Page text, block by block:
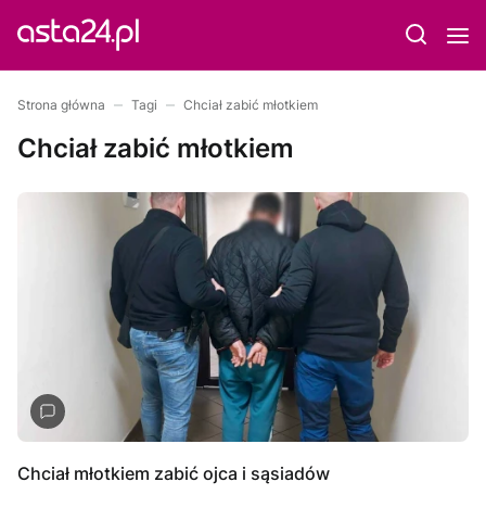
Strona główna Tagi Chciał zabić młotkiem
Chciał zabić młotkiem
Chciał młotkiem zabić ojca i sąsiadów